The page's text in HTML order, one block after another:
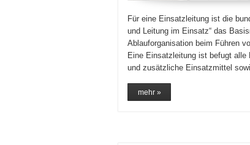
Für eine Einsatzleitung ist die
und Leitung im Ein­satz“ das
Ablauforganisation beim Führen
Eine Einsatzleitung ist befugt
und zusätzliche Einsatzmittel
mehr »